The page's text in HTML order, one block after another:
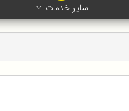
سایر خدمات